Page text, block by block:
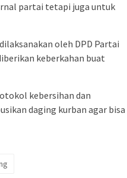
partai tetapi juga untuk
oleh DPD Partai
keberkahan buat
kebersihan dan
daging kurban agar bisa